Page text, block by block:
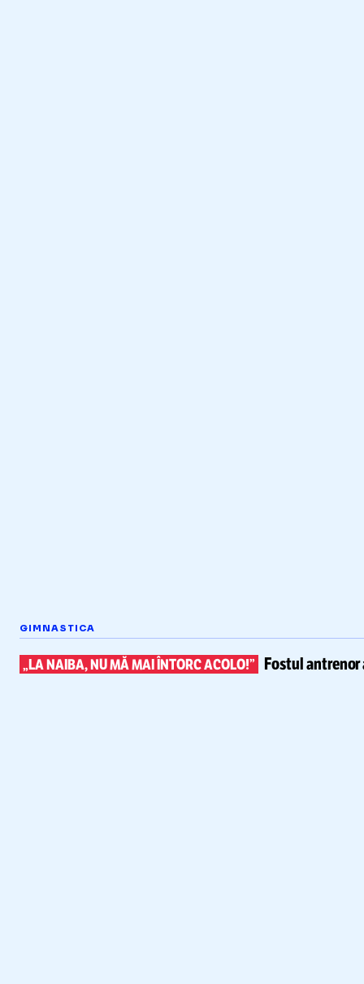
GIMNASTICA
„LA NAIBA, NU MĂ MAI ÎNTORC ACOLO!” Fostul